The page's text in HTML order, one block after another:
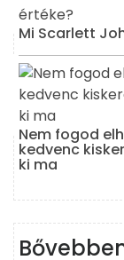
Mi Scarlett
Nem fogod
kedvenc
ki ma